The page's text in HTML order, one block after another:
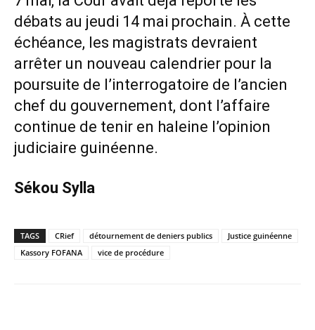
débats au jeudi 14 mai prochain. À cette
échéance, les magistrats devraient
arrêter un nouveau calendrier pour la
poursuite de l’interrogatoire de l’ancien
chef du gouvernement, dont l’affaire
continue de tenir en haleine l’opinion
judiciaire guinéenne.
Sékou Sylla
TAGS CRief détournement de deniers publics
Justice guinéenne
Kassory FOFANA
vice de procédure